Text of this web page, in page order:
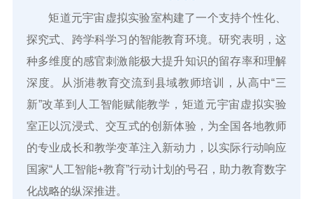
矩道元宇宙虚拟实验室构建了一个支持个性化、
探究式、跨学科学习的智能教育环境。研究表明，这
种多维度的感官刺激能极大提升知识的留存率和理解
深度。
从浙港教育交流到县域教师培训，从高中“三
新”改革到人工智能赋能教学，矩道元宇宙虚拟实验
室正以沉浸式、交互式的创新体验，为全国各地教师
的专业成长和教学变革注入新动力，以实际行动响应
国家“人工智能+教育”行动计划的号召，助力教育数字
化战略的纵深推进。